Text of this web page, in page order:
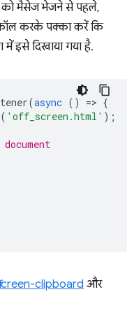
को मैसेज भेजने से पहले,
करके पक्का करें कि
में इसे दिखाया गया है.
(async () => {
( 'off_screen.html' );
clipboard और